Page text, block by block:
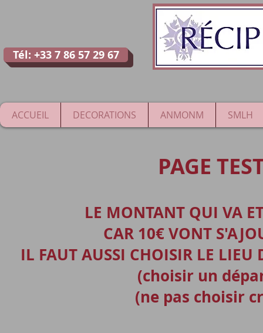
Tél: +33 7 86 57 29 67
ACCUEIL DECORATIONS ANMONM SMLH
PAGE
LE MONTANT QUI VA
CAR 10€ VONT
IL FAUT AUSSI CHOISIR LE LIEU
(choisir un
(ne pas choisir